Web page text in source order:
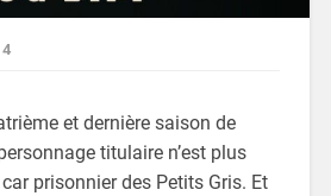
et dernière saison de
titulaire n’est plus
prisonnier des Petits Gris. Et